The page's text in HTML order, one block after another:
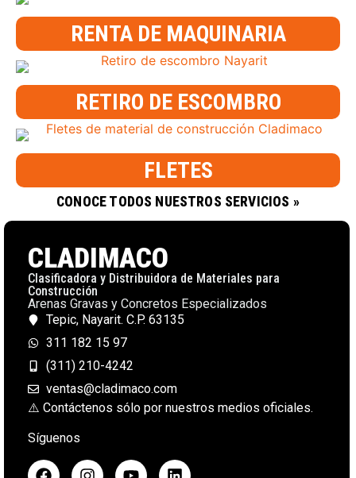
RENTA DE MAQUINARIA
RETIRO DE ESCOMBRO
FLETES
CONOCE TODOS NUESTROS SERVICIOS »
CLADIMACO
Clasificadora y Distribuidora de Materiales para
Construcción
Arenas Gravas y Concretos Especializados
Tepic, Nayarit. C.P. 63135
311 182 15 97
(311) 210-4242
ventas@cladimaco.com
⚠️ Contáctenos sólo por nuestros medios oficiales.
Síguenos